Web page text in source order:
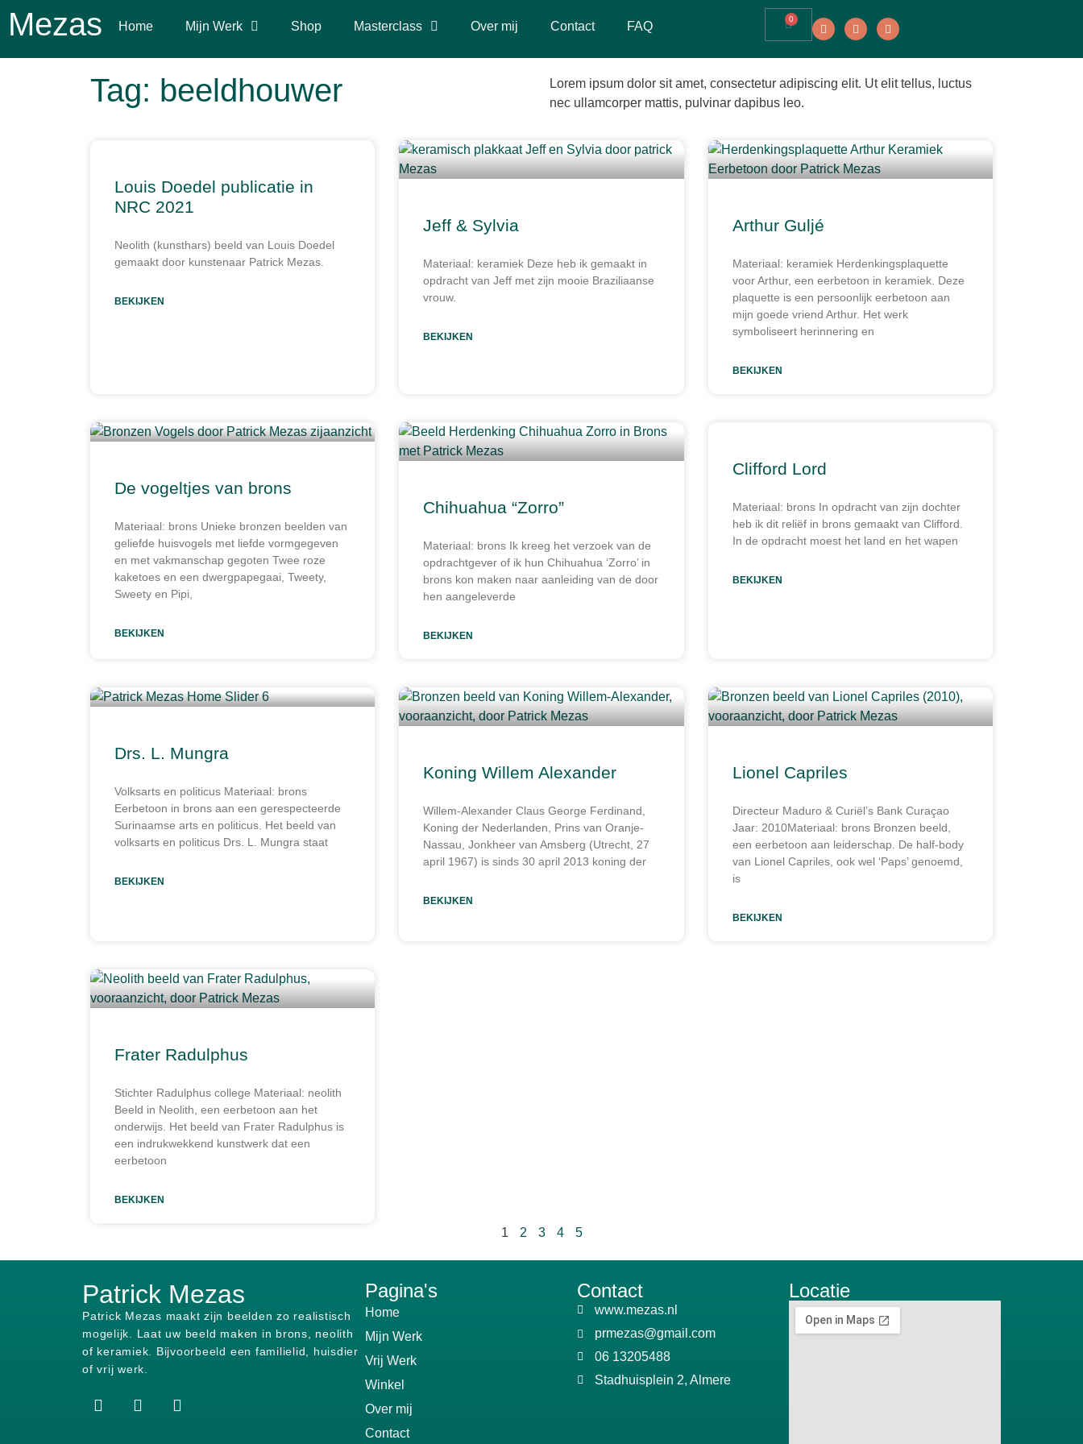
Mezas Home Mijn Werk Shop Masterclass Over mij Contact FAQ
0
Tag: beeldhouwer
Lorem ipsum dolor sit amet, consectetur adipiscing elit. Ut elit tellus, luctus
nec ullamcorper mattis, pulvinar dapibus leo.
Louis Doedel publicatie in
NRC 2021
Neolith (kunsthars) beeld van Louis Doedel
gemaakt door kunstenaar Patrick Mezas.
BEKIJKEN
Jeff & Sylvia
Materiaal: keramiek Deze heb ik gemaakt in
opdracht van Jeff met zijn mooie Braziliaanse
vrouw.
BEKIJKEN
Arthur Guljé
Materiaal: keramiek Herdenkingsplaquette
voor Arthur, een eerbetoon in keramiek. Deze
plaquette is een persoonlijk eerbetoon aan
mijn goede vriend Arthur. Het werk
symboliseert herinnering en
BEKIJKEN
De vogeltjes van brons
Materiaal: brons Unieke bronzen beelden van
geliefde huisvogels met liefde vormgegeven
en met vakmanschap gegoten Twee roze
kaketoes en een dwergpapegaai, Tweety,
Sweety en Pipi,
BEKIJKEN
Chihuahua “Zorro”
Materiaal: brons Ik kreeg het verzoek van de
opdrachtgever of ik hun Chihuahua ‘Zorro’ in
brons kon maken naar aanleiding van de door
hen aangeleverde
BEKIJKEN
Clifford Lord
Materiaal: brons In opdracht van zijn dochter
heb ik dit reliëf in brons gemaakt van Clifford.
In de opdracht moest het land en het wapen
BEKIJKEN
Drs. L. Mungra
Volksarts en politicus Materiaal: brons
Eerbetoon in brons aan een gerespecteerde
Surinaamse arts en politicus. Het beeld van
volksarts en politicus Drs. L. Mungra staat
BEKIJKEN
Koning Willem Alexander
Willem-Alexander Claus George Ferdinand,
Koning der Nederlanden, Prins van Oranje-
Nassau, Jonkheer van Amsberg (Utrecht, 27
april 1967) is sinds 30 april 2013 koning der
BEKIJKEN
Lionel Capriles
Directeur Maduro & Curiël’s Bank Curaçao
Jaar: 2010Materiaal: brons Bronzen beeld,
een eerbetoon aan leiderschap. De half-body
van Lionel Capriles, ook wel ‘Paps’ genoemd,
is
BEKIJKEN
Frater Radulphus
Stichter Radulphus college Materiaal: neolith
Beeld in Neolith, een eerbetoon aan het
onderwijs. Het beeld van Frater Radulphus is
een indrukwekkend kunstwerk dat een
eerbetoon
BEKIJKEN
1 2 3 4 5
Patrick Mezas
Patrick Mezas maakt zijn beelden zo realistisch
mogelijk. Laat uw beeld maken in brons, neolith
of keramiek.
Bijvoorbeeld een familielid, huisdier
of vrij werk.
Pagina's
Home
Mijn Werk
Vrij Werk
Winkel
Over mij
Contact
Contact
www.mezas.nl
prmezas@gmail.com
06 13205488
Stadhuisplein 2, Almere
Locatie